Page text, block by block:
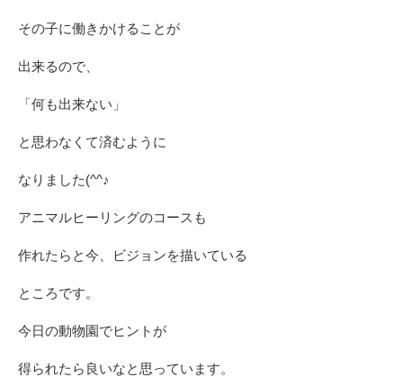
その子に働きかけることが
出来るので、
「何も出来ない」
と思わなくて済むように
なりました(^^♪
アニマルヒーリングのコースも
作れたらと今、ビジョンを描いている
ところです。
今日の動物園でヒントが
得られたら良いなと思っています。